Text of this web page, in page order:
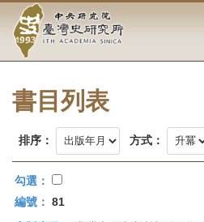
要
中
央
研
究
院-
臺
灣
書目列表
排序： 方式：
勾選：
編號： 81